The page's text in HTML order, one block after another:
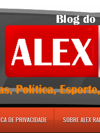
DE PRIVACIDADE SOBRE ALEX